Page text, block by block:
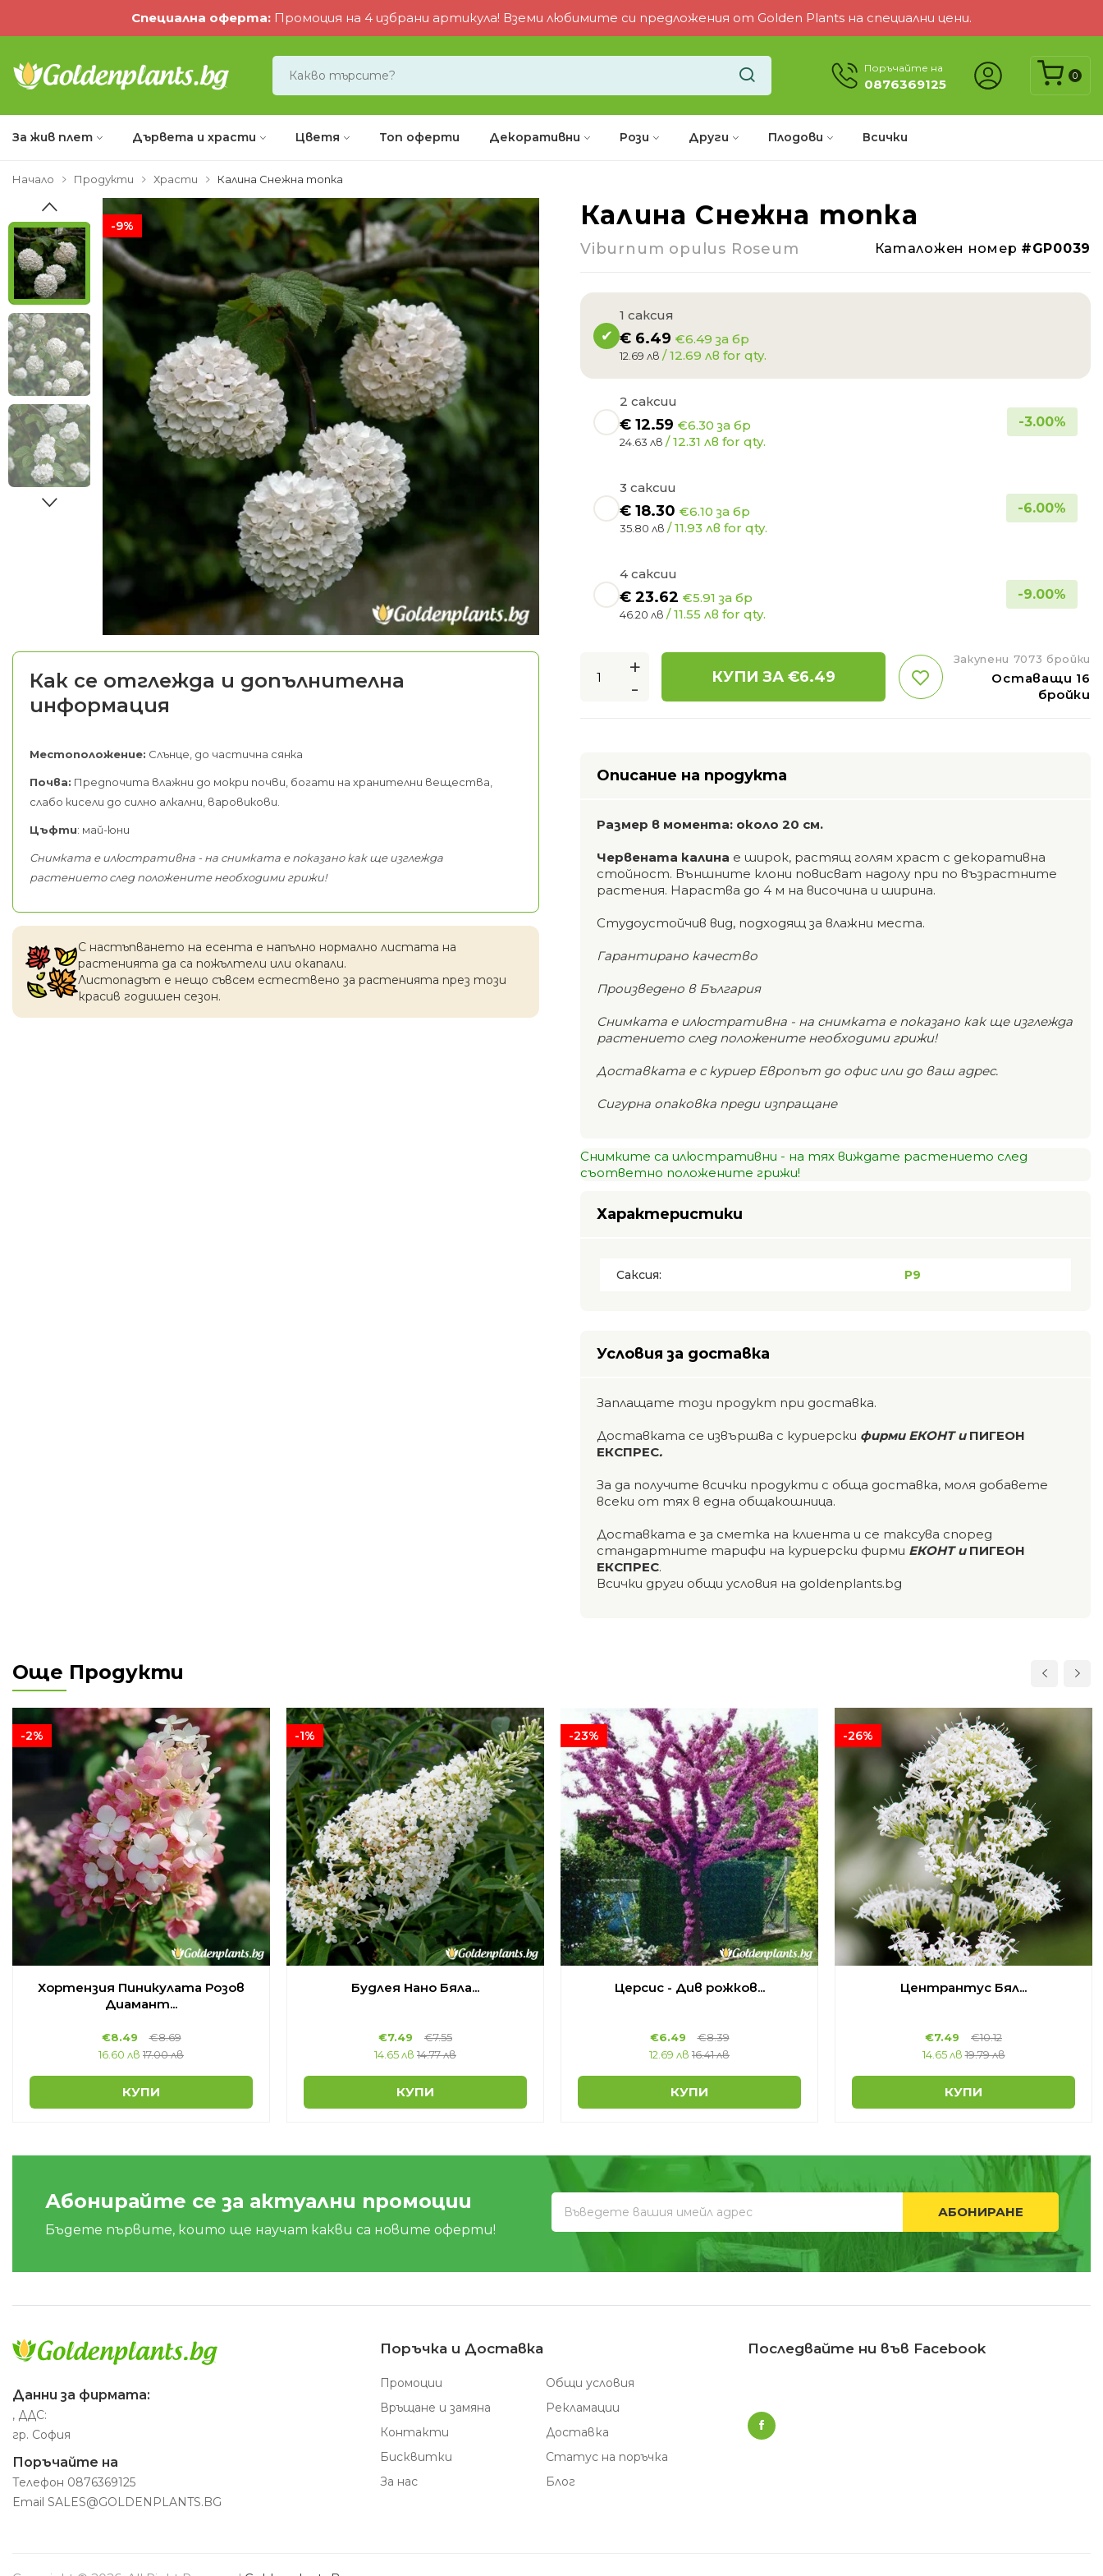
Специална оферта: Промоция на 4 избрани артикула! Вземи любимите си предложения от Golden Plants на специални цени.
Поръчайте на
0876369125
0
За жив плет Дървета и храсти Цветя Топ оферти Декоративни Рози Други Плодови Всички
Начало Продукти Храсти Калина Снежна топка
-9%
Как се отглежда и допълнителна
информация
Местоположение: Слънце, до частична сянка
Почва: Предпочита влажни до мокри почви, богати на хранителни вещества,
слабо кисели до силно алкални, варовикови.
Цъфти: май-юни
Снимката е илюстративна - на снимката е показано как ще изглежда
растението след положените необходими грижи!
С настъпването на есентa е напълно нормално листата на
растенията да са пожълтели или окапaли.
Листопадът е нещо съвсем естествено за растенията през този
красив годишен сезон.
Калина Снежна топка
Viburnum opulus Roseum Каталожен номер #GP0039
1 саксия
€ 6.49 €6.49 за бр
12.69 лв / 12.69 лв for qty.
2 саксии
€ 12.59 €6.30 за бр
24.63 лв / 12.31 лв for qty.
-3.00%
3 саксии
€ 18.30 €6.10 за бр
35.80 лв / 11.93 лв for qty.
-6.00%
4 саксии
€ 23.62 €5.91 за бр
46.20 лв / 11.55 лв for qty.
-9.00%
+
-
КУПИ ЗА €6.49
Закупени 7073 бройки
Оставащи 16
бройки
Описание на продукта
Размер в момента: около 20 см.
Червената калина е широк, растящ голям храст с декоративна
стойност. Външните клони повисват надолу при по възрастните
растения. Нараства до 4 м на височина и ширина.
Студоустойчив вид, подходящ за влажни места.
Гарантирано качество
Произведено в България
Снимката е илюстративна - на снимката е показано как ще изглежда
растението след положените необходими грижи!
Доставката е с куриер Европът до офис или до ваш адрес.
Сигурна опаковка преди изпращане
Снимките са илюстративни - на тях виждате растението след
съответно положените грижи!
Характеристики
Саксия: P9
Условия за доставка
Заплащате този продукт при доставка.
Доставката се извършва с куриерски фирми ЕКОНТ и ПИГЕОН
ЕКСПРЕС.
За да получите всички продукти с обща доставка, моля добавете
всеки от тях в една общакошница.
Доставката е за сметка на клиента и се таксува според
стандартните тарифи на куриерски фирми ЕКОНТ и ПИГЕОН
ЕКСПРЕС.
Всички други общи условия на goldenplants.bg
Още Продукти
-2%
Хортензия Пиникулата Розов
Диамант...
€8.49 €8.69
16.60 лв 17.00 лв
КУПИ
-1%
Будлея Нано Бяла...
€7.49 €7.55
14.65 лв 14.77 лв
КУПИ
-23%
Церсис - Див рожков...
€6.49 €8.39
12.69 лв 16.41 лв
КУПИ
-26%
Центрантус Бял...
€7.49 €10.12
14.65 лв 19.79 лв
КУПИ
Абонирайте се за актуални промоции
Бъдете първите, които ще научат какви са новите оферти!
АБОНИРАНЕ
Данни за фирмата:
, ДДС:
гр. София
Поръчайте на
Телефон 0876369125
Email SALES@GOLDENPLANTS.BG
Поръчка и Доставка
Промоции
Общи условия
Връщане и замяна
Рекламации
Контакти
Доставка
Бисквитки
Статус на поръчка
За нас
Блог
Последвайте ни във Facebook